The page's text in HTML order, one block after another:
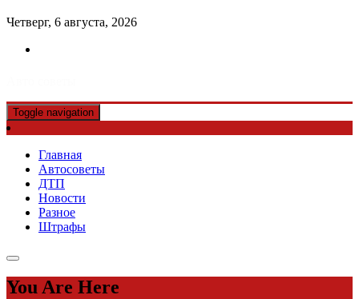
Четверг, 6 августа, 2026
Toggle navigation
Главная
Автосоветы
ДТП
Новости
Разное
Штрафы
You Are Here